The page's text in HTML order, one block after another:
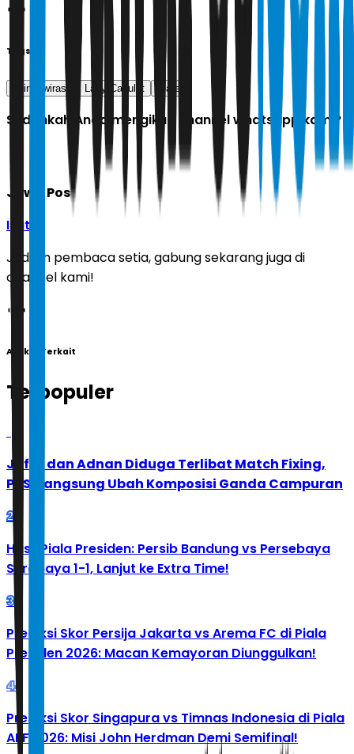
Tags
adinia wirasti Lady Capulet teater
Sudahkah Anda mengikuti channel whatsapp kami?
Jawa Pos
Ikuti
Jadilah pembaca setia, gabung sekarang juga di
channel kami!
Artikel Terkait
Terpopuler
Jafar dan Adnan Diduga Terlibat Match Fixing,
PBSI Langsung Ubah Komposisi Ganda Campuran
2
Hasil Piala Presiden: Persib Bandung vs Persebaya
Surabaya 1-1, Lanjut ke Extra Time!
3
Prediksi Skor Persija Jakarta vs Arema FC di Piala
Presiden 2026: Macan Kemayoran Diunggulkan!
4
Prediksi Skor Singapura vs Timnas Indonesia di Piala
AFF 2026: Misi John Herdman Demi Semifinal!